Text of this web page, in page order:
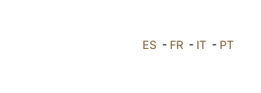
ES - FR - IT - PT